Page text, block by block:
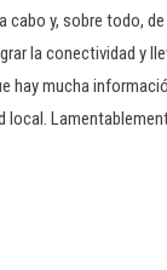
cabo y, sobre todo,
la conectividad y
hay mucha
local.